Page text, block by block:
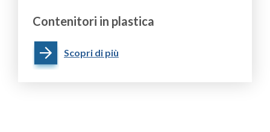
Contenitori in plastica
Scopri di più